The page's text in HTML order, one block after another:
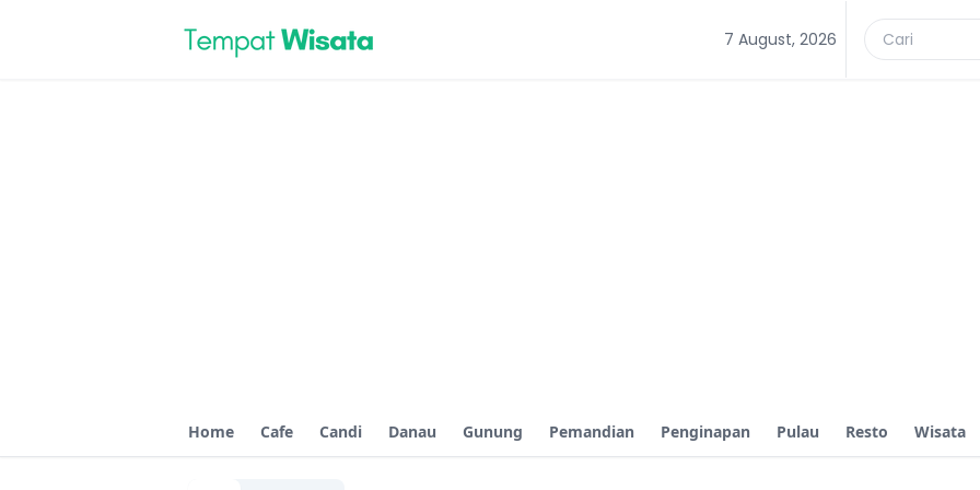
7 August, 2026
Home Cafe Candi Danau Gunung Pemandian Penginapan Pulau Resto Wisata